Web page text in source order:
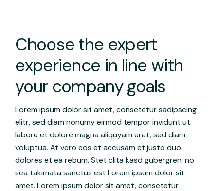
Choose the expert
experience in line with
your company goals
Lorem ipsum dolor sit amet, consetetur sadipscing
elitr, sed diam nonumy eirmod tempor invidunt ut
labore et dolore magna aliquyam erat, sed diam
voluptua. At vero eos et accusam et justo duo
dolores et ea rebum. Stet clita kasd gubergren, no
sea takimata sanctus est Lorem ipsum dolor sit
amet. Lorem ipsum dolor sit amet, consetetur